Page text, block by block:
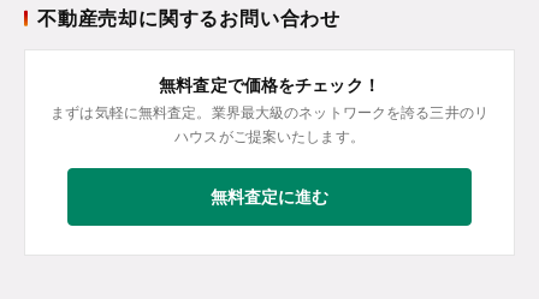
不動産売却に関するお問い合わせ
無料査定で価格をチェック！
まずは気軽に無料査定。業界最大級のネットワークを誇る三井のリ
ハウスがご提案いたします。
無料査定に進む